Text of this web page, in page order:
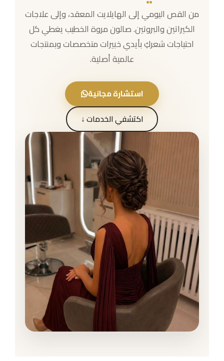
تواصل معنا
من القص اليومي إلى الهايلايت المعقد، وإلى علاجات
الكيراتين والبروتين. صالون مروة الخطيب يغطي كل
احتياجات شعركِ بأيدي خبيرات متخصصات وبمنتجات
عالمية أصلية.
استشارة مجانية
اكتشفي الخدمات ↓